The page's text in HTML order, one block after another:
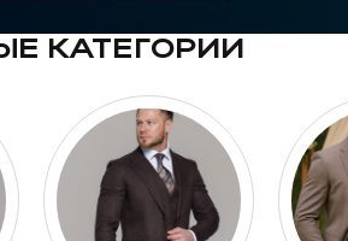
КАТЕГОРИИ
категории Костюмы oversize
Перейти к